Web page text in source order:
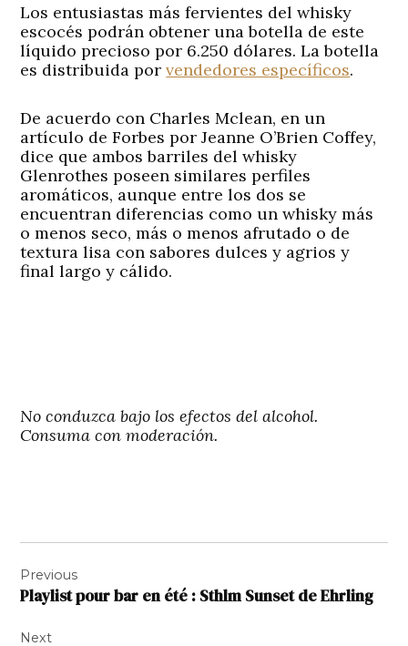
Los entusiastas más fervientes del whisky
escocés podrán obtener una botella de este
líquido precioso por 6.250 dólares. La botella
es distribuida porvendedores específicos.
De acuerdo con Charles Mclean, en un
artículo de Forbes por Jeanne O’Brien Coffey,
dice que ambos barriles del whisky
Glenrothes poseen similares perfiles
aromáticos, aunque entre los dos se
encuentran diferencias como un whisky más
o menos seco, más o menos afrutado o de
textura lisa con sabores dulces y agrios y
final largo y cálido.
No conduzca bajo los efectos del alcohol.
Consuma con moderación.
de
l’article
Previous
Playlist pour bar en été : Sthlm Sunset de Ehrling
Next